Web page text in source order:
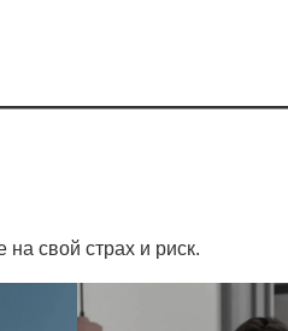
свой страх и риск.